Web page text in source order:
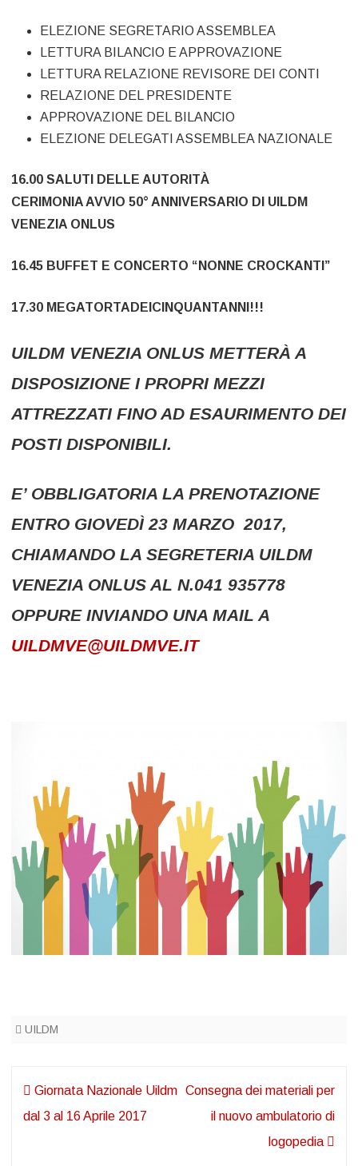
ELEZIONE SEGRETARIO ASSEMBLEA
LETTURA BILANCIO E APPROVAZIONE
LETTURA RELAZIONE REVISORE DEI CONTI
RELAZIONE DEL PRESIDENTE
APPROVAZIONE DEL BILANCIO
ELEZIONE DELEGATI ASSEMBLEA NAZIONALE
16.00 SALUTI DELLE AUTORITÀ
CERIMONIA AVVIO 50° ANNIVERSARIO DI UILDM
VENEZIA ONLUS
16.45 BUFFET E CONCERTO “NONNE CROCKANTI”
17.30 MEGATORTADEICINQUANTANNI!!!
UILDM VENEZIA ONLUS METTERÀ A
DISPOSIZIONE I PROPRI MEZZI
ATTREZZATI FINO AD ESAURIMENTO DEI
POSTI DISPONIBILI.
E’ OBBLIGATORIA LA PRENOTAZIONE
ENTRO GIOVEDÌ 23 MARZO 2017,
CHIAMANDO LA SEGRETERIA UILDM
VENEZIA ONLUS AL N.041 935778
OPPURE INVIANDO UNA MAIL A
UILDMVE@UILDMVE.IT
UILDM
Navigazione
articoli
Giornata Nazionale Uildm
dal 3 al 16 Aprile 2017
Consegna dei materiali per
il nuovo ambulatorio di
logopedia